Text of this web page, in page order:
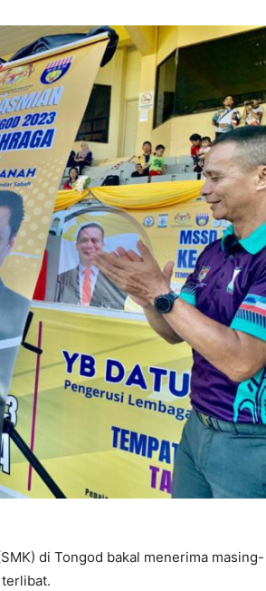
di Tongod bakal menerima masing-